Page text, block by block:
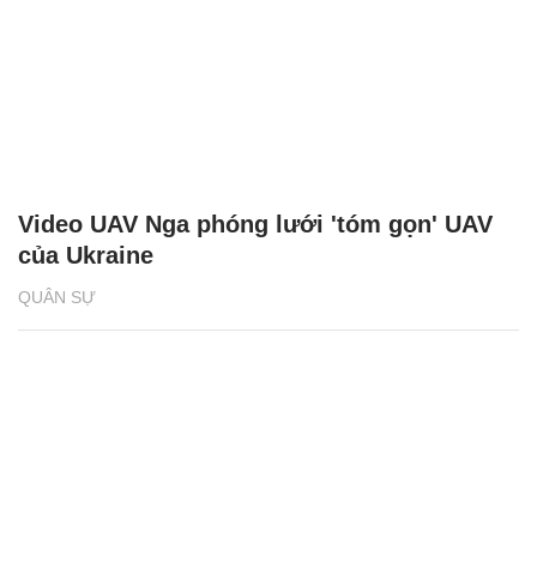
QUÂN SỰ
Video UAV Nga phóng lưới 'tóm gọn' UAV
của Ukraine